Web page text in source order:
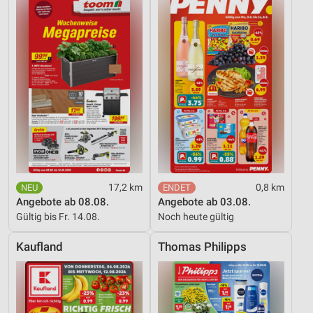
17,2 km
Angebote ab 08.08.
Gültig bis Fr. 14.08.
0,8 km
Angebote ab 03.08.
Noch heute gültig
Kaufland Thomas Philipps
Performance
Funktional
Werbung